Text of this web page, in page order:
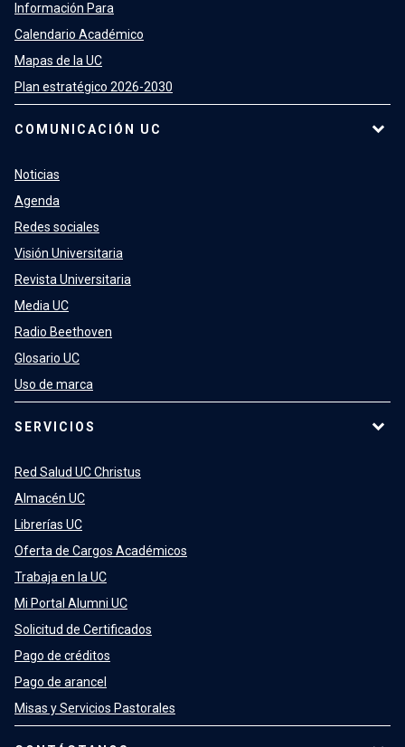
Información Para
Calendario Académico
Mapas de la UC
Plan estratégico 2026-2030
COMUNICACIÓN UC
Noticias
Agenda
Redes sociales
Visión Universitaria
Revista Universitaria
Media UC
Radio Beethoven
Glosario UC
Uso de marca
SERVICIOS
Red Salud UC Christus
Almacén UC
Librerías UC
Oferta de Cargos Académicos
Trabaja en la UC
Mi Portal Alumni UC
Solicitud de Certificados
Pago de créditos
Pago de arancel
Misas y Servicios Pastorales